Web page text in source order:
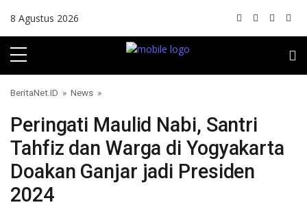
8 Agustus 2026
BeritaNet.ID » News »
Peringati Maulid Nabi, Santri
Tahfiz dan Warga di Yogyakarta
Doakan Ganjar jadi Presiden
2024